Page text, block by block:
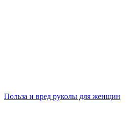
Польза и вред руколы для женщин